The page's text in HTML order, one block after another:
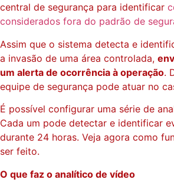
central de segurança para identificar
considerados fora do padrão de
Assim que o sistema detecta e
a invasão de uma área controlada,
um alerta de ocorrência à operação.
equipe de segurança pode atuar no
É possível configurar uma série de
Cada um pode detectar e identificar
durante 24 horas. Veja agora como
ser feito.
O que faz o analítico de vídeo